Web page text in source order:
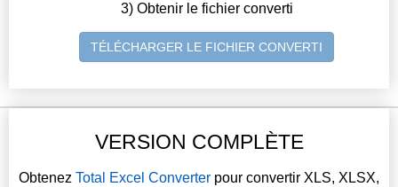
3) Obtenir le fichier converti
TÉLÉCHARGER LE FICHIER CONVERTI
VERSION COMPLÈTE
Obtenez Total Excel Converter pour convertir XLS, XLSX,